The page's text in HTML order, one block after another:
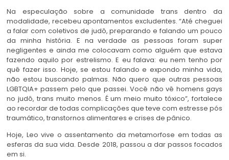
Na especulação sobre a comunidade trans dentro da
modalidade, recebeu apontamentos excludentes. “Até cheguei
a falar com coletivos de judô, preparando e falando um pouco
da minha história. E na verdade as pessoas foram super
negligentes e ainda me colocavam como alguém que estava
fazendo aquilo por estrelismo. E eu falava: eu nem tenho por
quê fazer isso. Hoje, se estou falando e expondo minha vida,
não estou buscando palmas. Não quero que outras pessoas
LGBTQIA+ passem pelo que passei. Você não vê homens gays
no judô, trans muito menos. É um meio muito tóxico”, fortalece
ao recordar de todas complicações que teve com estresse pós
traumático, transtornos alimentares e crises de pânico.
Hoje, Leo vive o assentamento da metamorfose em todas as
esferas da sua vida. Desde 2018, passou a dar passos focados
em si.